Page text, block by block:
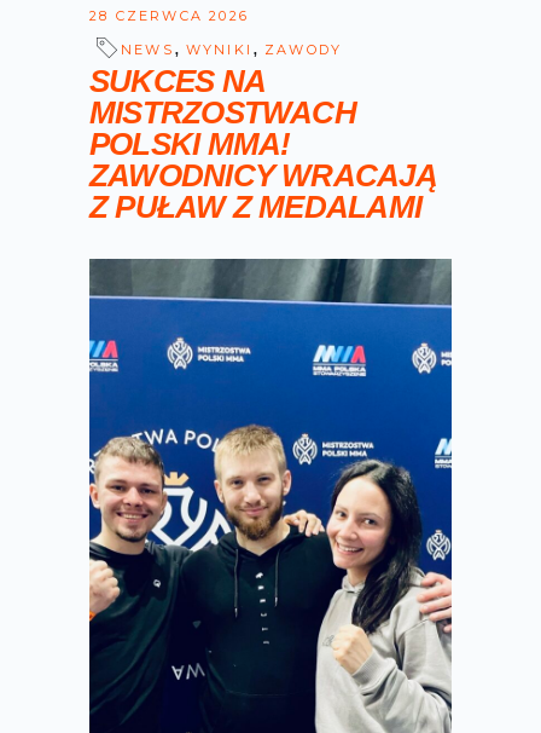
28 CZERWCA 2026
NEWS , WYNIKI , ZAWODY
SUKCES NA
MISTRZOSTWACH
POLSKI MMA!
ZAWODNICY WRACAJĄ
Z PUŁAW Z MEDALAMI